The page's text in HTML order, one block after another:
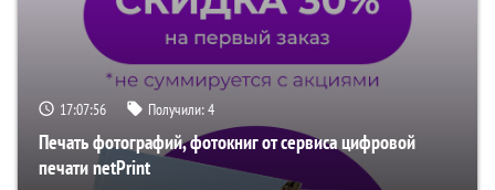
17:07:55 Получили:4
Печать фотографий, фотокниг от сервиса цифровой
печати netPrint